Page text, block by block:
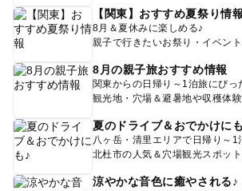
【関東】おすすめ夏祭り情報
8月＆夏休みに楽しめる♪
親子で行きたいお祭り・イベン
8月の親子旅おすすめ情報
関東からの日帰り～1泊旅にぴっ
観光地・穴場＆避暑地や収穫体験
夏のドライブ＆おでかけに
八ヶ岳・清里エリアで日帰り～1
北杜市の人気＆穴場観光スポッ
涼やかな音色に癒やされる♪